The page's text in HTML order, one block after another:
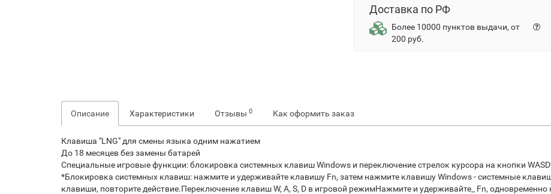
Доставка по РФ
Более 10000 пунктов выдачи, от
200 руб.
Описание Характеристики Отзывы 0 Как оформить заказ
Клавиша "LNG" для смены языка одним нажатием
До 18 месяцев без замены батарей
Специальные игровые функции: блокировка системных клавиш Windows и переключение стрелок курсора на кнопки
*Блокировка системных клавиш: нажмите и удерживайте клавишу Fn, затем нажмите клавишу Windows - системные
клавиши, повторите действие.Переключение клавиш W, A, S, D в игровой режимНажмите и удерживайте_ Fn, одновременно